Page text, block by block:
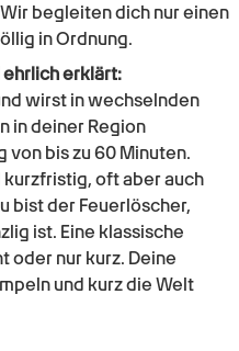
begleiten dich nur einen
in Ordnung.
erklärt:
wirst in wechselnden
in deiner Region
bis zu 60 Minuten.
kurzfristig, oft aber auch
bist der Feuerlöscher,
ist. Eine klassische
oder nur kurz. Deine
und kurz die Welt